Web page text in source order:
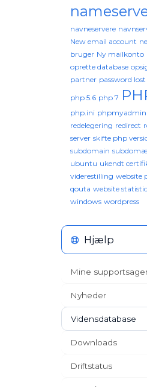
navneservere
New email account
bruger Ny mailkonto
oprette database
partner password lost
php 5.6 php 7
php.ini phpmyadmin
redelegering redirect
server skifte php
subdomain
ubuntu ukendt
viderestilling website
qouta website
windows wordpress
Hjælp
Mine
Nyheder
Vidensdatabase
Downloads
Driftstatus